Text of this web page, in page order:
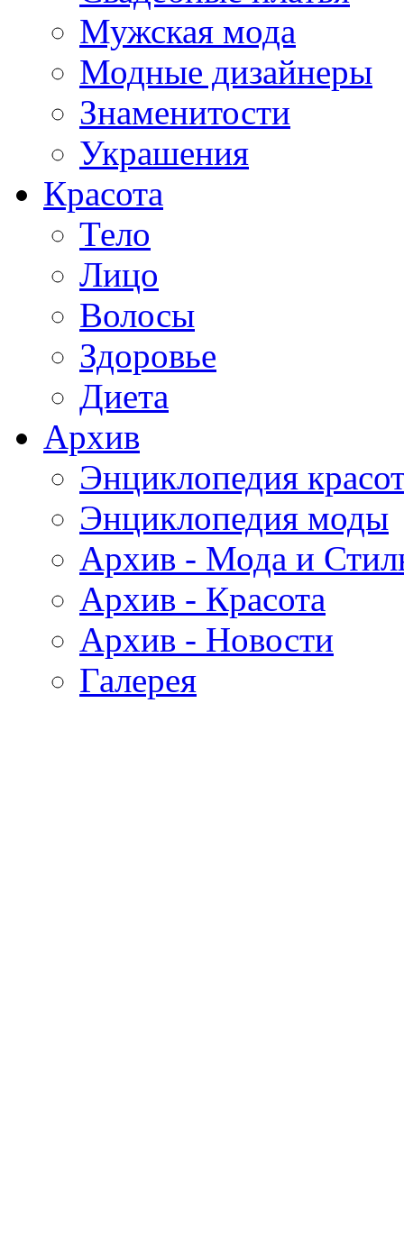
Мужская мода
Модные дизайнеры
Знаменитости
Украшения
Красота
Тело
Лицо
Волосы
Здоровье
Диета
Архив
Энциклопедия
Энциклопедия моды
Архив - Мода и
Архив - Красота
Архив - Новости
Галерея